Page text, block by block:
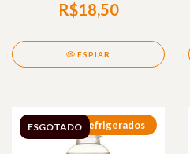
R$18,50
ESPIAR
Refrigerados
ESGOTADO